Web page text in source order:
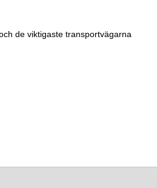
de viktigaste transportvägarna